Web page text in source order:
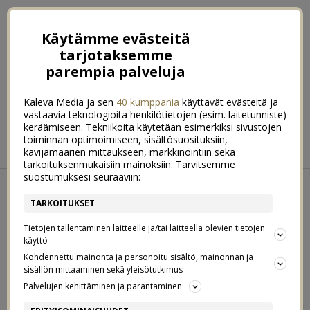
ETUSIVU RUOKA
HYVINVOINTI
KOTI & SISUSTUS
LIFESTYLE
KESKIVIIKKO 08. JOULUKUUN 2021
PARI TARJOILUVINKKIÄ JOULUISEEN
HEIPPAHEI
ja terkkuja Helsingistä! Tultiin tänne eilen illalla miehen
Käytämme evästeitä
tarjotaksemme
parempia palveluja
Kaleva Media ja sen 40 kumppania käyttävät evästeitä ja
vastaavia teknologioita henkilötietojen (esim. laitetunniste)
keräämiseen. Tekniikoita käytetään esimerkiksi sivustojen
toiminnan optimoimiseen, sisältösuosituksiin,
kävijämäärien mittaukseen, markkinointiin sekä
tarkoituksenmukaisiin mainoksiin. Tarvitsemme
suostumuksesi seuraaviin:
TARKOITUKSET
Tietojen tallentaminen laitteelle ja/tai laitteella olevien tietojen
käyttö
Kohdennettu mainonta ja personoitu sisältö, mainonnan ja
sisällön mittaaminen sekä yleisötutkimus
Palvelujen kehittäminen ja parantaminen